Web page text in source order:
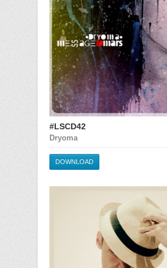
#LSCD42
Dryoma
DOWNLOAD